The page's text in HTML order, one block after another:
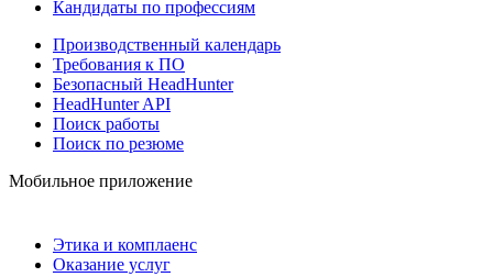
Кандидаты по профессиям
Производственный календарь
Требования к ПО
Безопасный HeadHunter
HeadHunter API
Поиск работы
Поиск по резюме
Мобильное приложение
Этика и комплаенс
Оказание услуг